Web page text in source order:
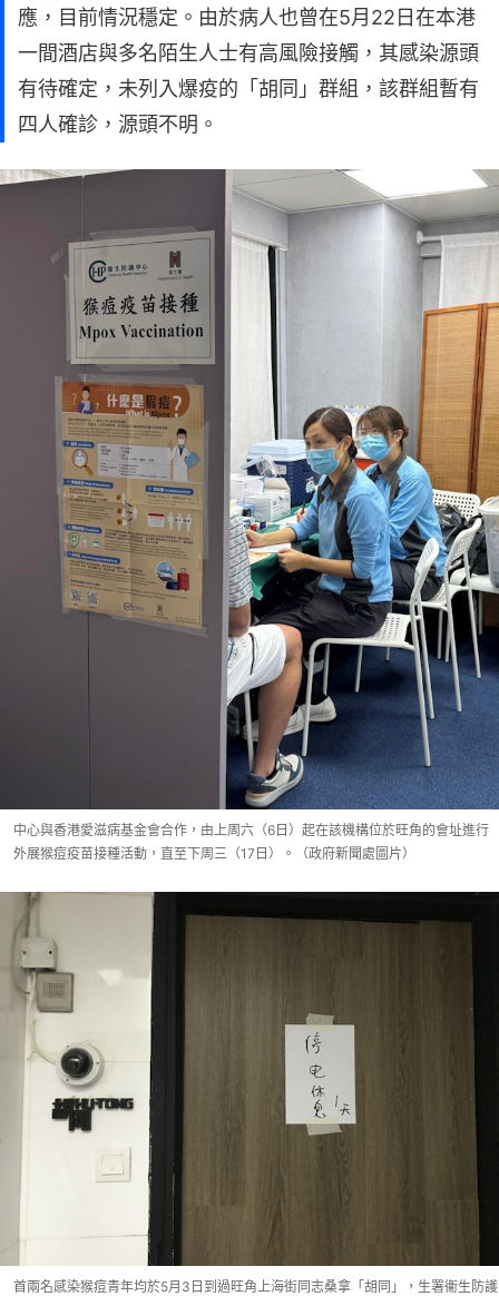
應，目前情況穩定。由於病人也曾在5月22日在本港
一間酒店與多名陌生人士有高風險接觸，其感染源頭
有待確定，未列入爆疫的「胡同」群組，該群組暫有
四人確診，源頭不明。
中心與香港愛滋病基金會合作，由上周六（6日）起在該機構位於旺角的會址進行
外展猴痘疫苗接種活動，直至下周三（17日）。（政府新聞處圖片）
首兩名感染猴痘青年均於5月3日到過旺角上海街同志桑拿「胡同」，生署衞生防護